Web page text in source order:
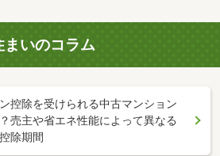
まいのコラム
控除を受けられる中古マンション
売主や省エネ性能によって異なる
除期間